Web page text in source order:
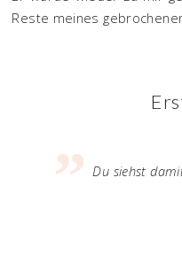
Reste meines
Du siehst